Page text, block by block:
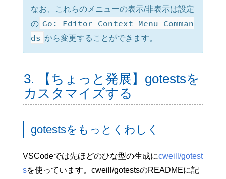
なお、これらのメニューの表示/非表示は設定
の Go: Editor Context Menu Comman
ds から変更することができます。
3. 【ちょっと発展】gotestsを
カスタマイズする
gotestsをもっとくわしく
VSCodeでは先ほどのひな型の生成にcweill/gotest
sを使っています。cweill/gotestsのREADMEに記